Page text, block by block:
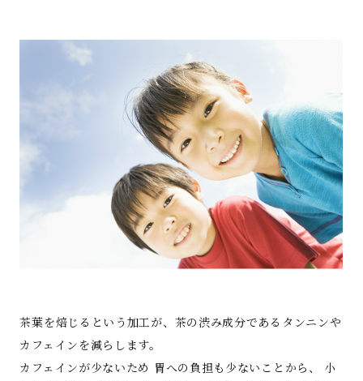
茶葉を焙じるという加工が、茶の渋み成分であるタンニンや
カフェインを減らします。
カフェインが少ないため 胃への負担も少ないことから、 小